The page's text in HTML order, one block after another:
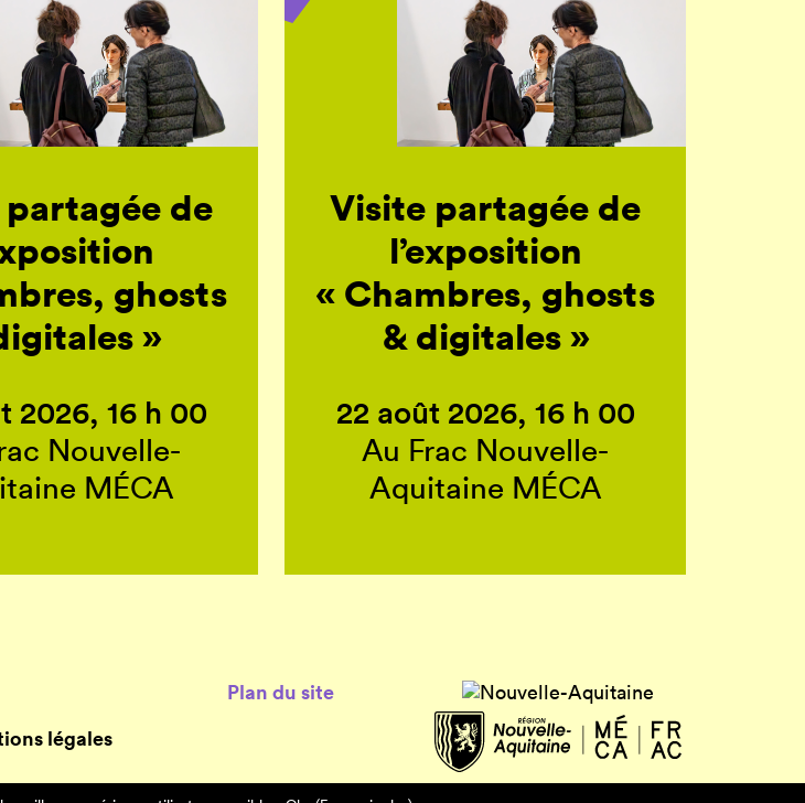
de
ghosts
»
2026, 16 h 00
Nouvelle-
MÉCA
Visite partagée de
l’exposition
« Chambres, ghosts
& digitales »
22 août 2026, 16 h 00
Au Frac Nouvelle-
Aquitaine MÉCA
légales
Plan du site